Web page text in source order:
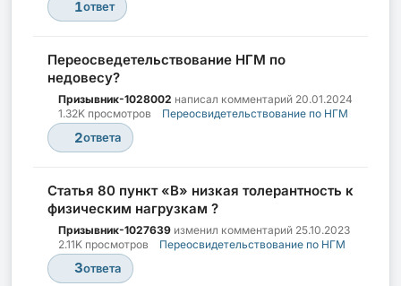
1ответ
Переосведетельствование НГМ по
недовесу?
Призывник-1028002 написал комментарий 20.01.2024
1.32K просмотров
Переосвидетельствование по НГМ
2ответа
Статья 80 пункт «В» низкая толерантность к
физическим нагрузкам ?
Призывник-1027639 изменил комментарий 25.10.2023
2.11K просмотров
Переосвидетельствование по НГМ
3ответа